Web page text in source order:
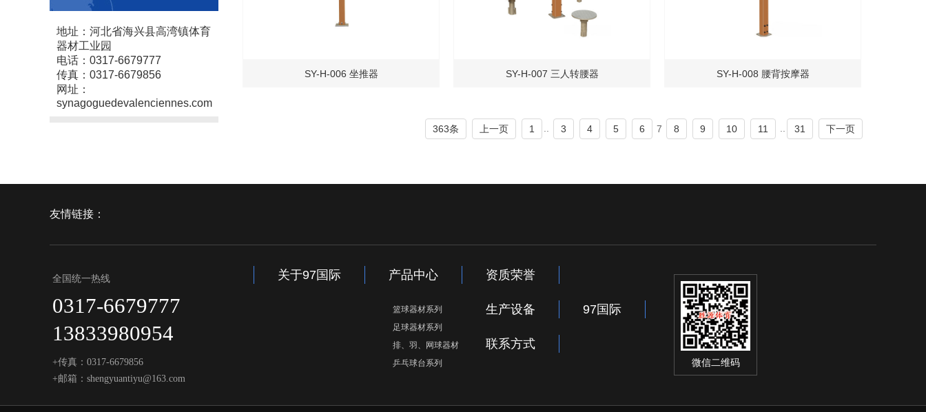
地址：河北省海兴县高湾镇体育
器材工业园
电话：0317-6679777
传真：0317-6679856
网址：
synagoguedevalenciennes.com
SY-H-006 坐推器 SY-H-007 三人转腰器 SY-H-008 腰背按摩器
363条 上一页 1 3 4 5 6 7 8 9 10 11 31 下一页
友情链接：
全国统一热线
0317-6679777
13833980954
+传真：0317-6679856
+邮箱：shengyuantiyu@163.com
关于97国际 产品中心
篮球器材系列
足球器材系列
排、羽、网球器材
乒乓球台系列
资质荣誉
生产设备 97国际
联系方式
微信二维码